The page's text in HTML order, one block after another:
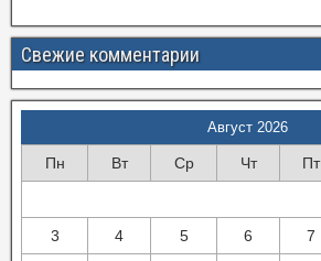
Свежие комментарии
Август 2026
Пн Вт Ср Чт Пт
3 4 5 6 7